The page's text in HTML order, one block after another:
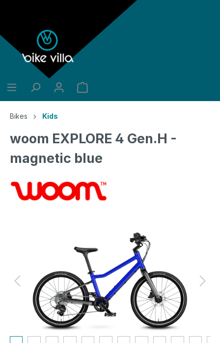
Bikes Kids
woom EXPLORE 4 Gen.H -
magnetic blue